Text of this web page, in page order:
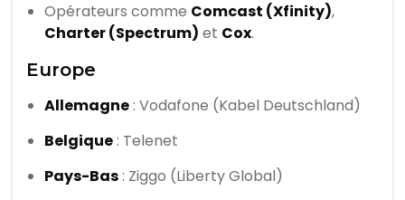
Opérateurs comme Comcast (Xfinity),
Charter (Spectrum) et Cox.
Europe
Allemagne: Vodafone (Kabel Deutschland)
Belgique: Telenet
Pays-Bas: Ziggo (Liberty Global)